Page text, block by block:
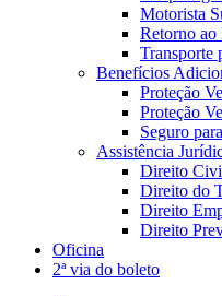
Motorista
Retorno
Transporte
Benefícios
Proteção
Proteção
Seguro
Assistência
Direito
Direito do
Direito
Direito
Oficina
2ª via do boleto